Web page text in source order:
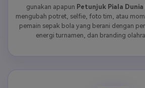
gunakan apapun Petunjuk Piala Dunia
mengubah potret, selfie, foto tim, atau
pemain sepak bola yang berani dengan
energi turnamen, dan branding